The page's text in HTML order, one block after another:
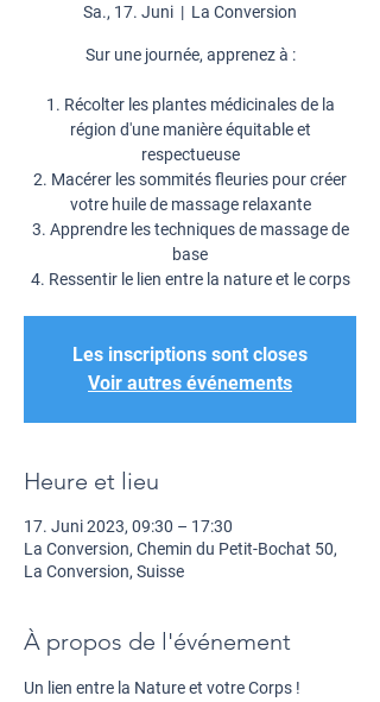
Sa., 17. Juni
  |
La Conversion
Sur une journée, apprenez à :
1. Récolter les plantes médicinales de la
région d'une manière équitable et
respectueuse
2. Macérer les sommités fleuries pour créer
votre huile de massage relaxante
3. Apprendre les techniques de massage de
base
4. Ressentir le lien entre la nature et le corps
Les inscriptions sont closes
Voir autres événements
Heure et lieu
17. Juni 2023, 09:30 – 17:30
La Conversion, Chemin du Petit-Bochat 50,
La Conversion, Suisse
À propos de l'événement
Un lien entre la Nature et votre Corps !